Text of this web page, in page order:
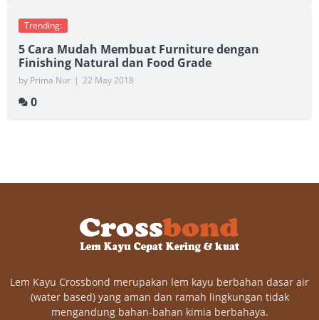
Trending:
5 Cara Mudah Membuat Furniture dengan
Finishing Natural dan Food Grade
by Prima Nur | 22 May 2018
0
Lem Kayu Crossbond merupakan lem kayu berbahan dasar air
(water based) yang aman dan ramah lingkungan tidak
mengandung bahan-bahan kimia berbahaya.